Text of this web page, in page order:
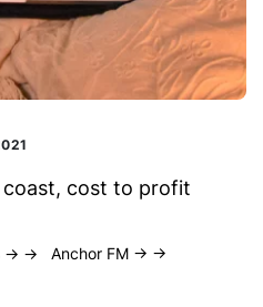
cost to profit
→ → Anchor FM → →